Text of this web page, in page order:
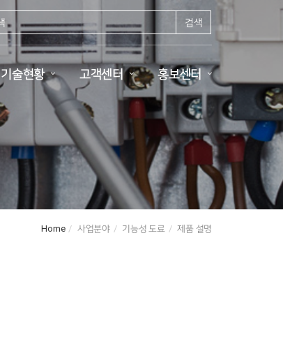
검색
기술현황 고객센터 홍보센터
Home 사업분야 기능성 도료 제품 설명